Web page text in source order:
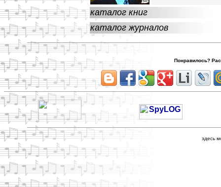
каталог книг
каталог журналов
Понравилось?
здесь